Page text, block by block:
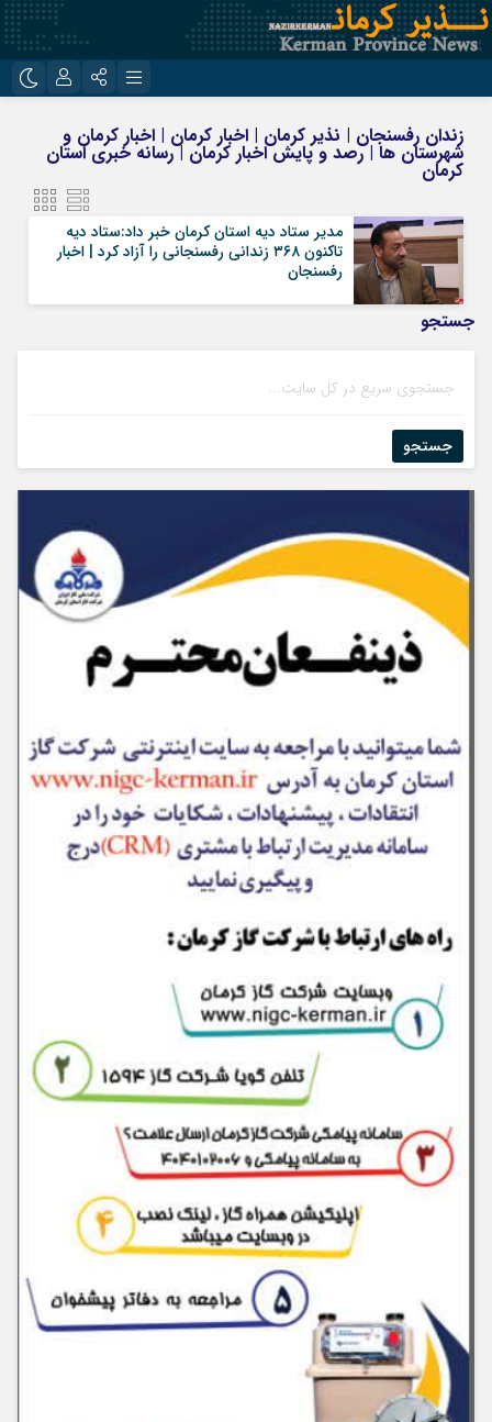
روبیکا
ایتا
مرا به خاطر بسپار
زندان رفسنجان | نذیر کرمان | اخبار کرمان | اخبار کرمان و
شهرستان ها | رصد و پایش اخبار کرمان | رسانه خبری استان
کرمان
مدیر ستاد دیه استان کرمان خبر داد:ستاد دیه
تاکنون ۳۶۸ زندانی رفسنجانی را آزاد کرد | اخبار
رفسنجان
جستجو
جستجو